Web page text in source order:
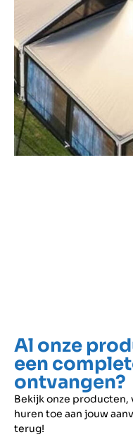
Al onze
een
ontvangen?
Bekijk onze
huren toe aan jouw
terug!